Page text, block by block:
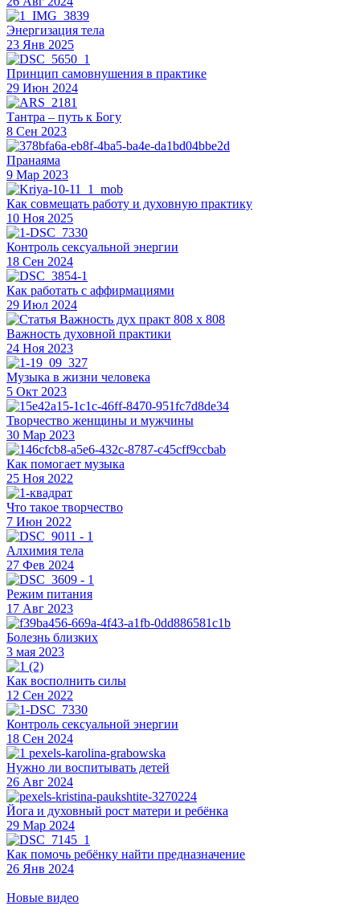
Энергизация тела
23 Янв 2025
Принцип самовнушения в практике
29 Июн 2024
Тантра – путь к Богу
8 Сен 2023
Пранаяма
9 Мар 2023
Как совмещать работу и духовную практику
10 Ноя 2025
Контроль сексуальной энергии
18 Сен 2024
Как работать с аффирмациями
29 Июл 2024
Важность духовной практики
24 Ноя 2023
Музыка в жизни человека
5 Окт 2023
Творчество женщины и мужчины
30 Мар 2023
Как помогает музыка
25 Ноя 2022
Что такое творчество
7 Июн 2022
Алхимия тела
27 Фев 2024
Режим питания
17 Авг 2023
Болезнь близких
3 мая 2023
Как восполнить силы
12 Сен 2022
Контроль сексуальной энергии
18 Сен 2024
Нужно ли воспитывать детей
26 Авг 2024
Йога и духовный рост матери и ребёнка
29 Мар 2024
Как помочь ребёнку найти предназначение
26 Янв 2024
Новые видео